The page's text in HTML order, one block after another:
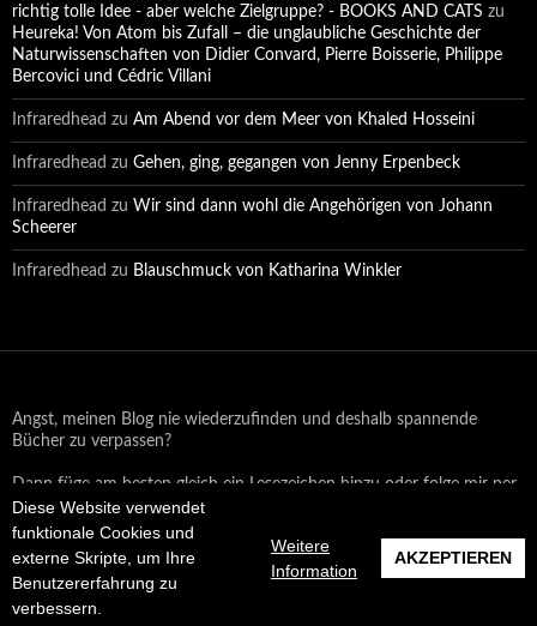
Diese Website verwendet
funktionale Cookies und
externe Skripte, um Ihre
Benutzererfahrung zu
verbessern.
Weitere
Information
AKZEPTIEREN
richtig tolle Idee - aber welche Zielgruppe? - BOOKS AND CATS zu
Heureka! Von Atom bis Zufall – die unglaubliche Geschichte der
Naturwissenschaften von Didier Convard, Pierre Boisserie, Philippe
Bercovici und Cédric Villani
Infraredhead zu Am Abend vor dem Meer von Khaled Hosseini
Infraredhead zu Gehen, ging, gegangen von Jenny Erpenbeck
Infraredhead zu Wir sind dann wohl die Angehörigen von Johann
Scheerer
Infraredhead zu Blauschmuck von Katharina Winkler
Angst, meinen Blog nie wiederzufinden und deshalb spannende
Bücher zu verpassen?
Dann füge am besten gleich ein Lesezeichen hinzu oder folge mir per
Email oder auf Facebook!
Datenschutzerklärung